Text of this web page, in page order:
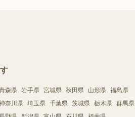
森県 岩手県 宮城県 秋田県 山形県 福島県
奈川県 埼玉県 千葉県 茨城県 栃木県 群馬県